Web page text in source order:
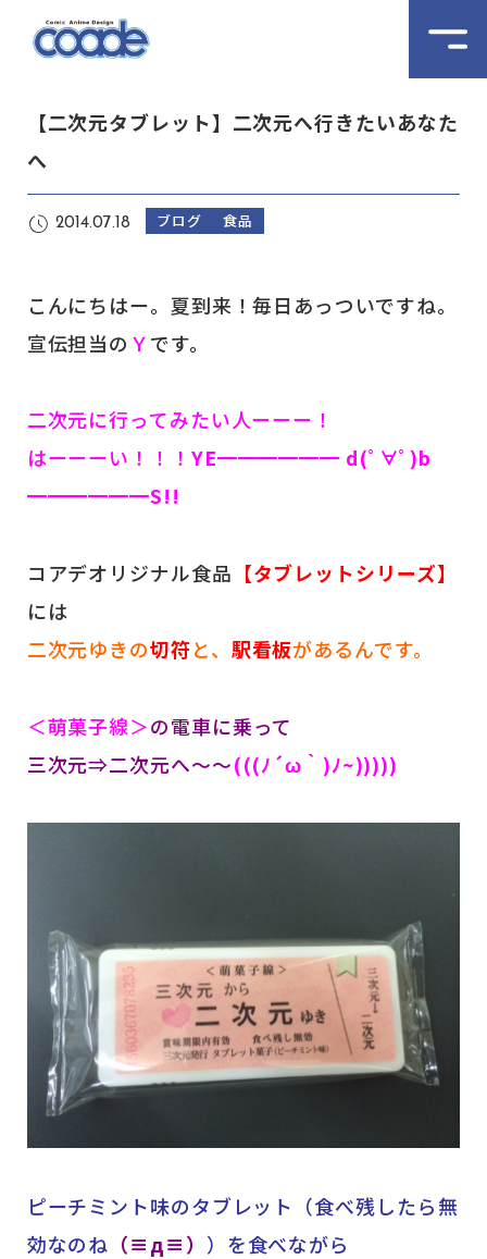
【二次元タブレット】二次元へ行きたいあなた
へ
2014.07.18 ブログ 食品
こんにちはー。夏到来！毎日あっついですね。
宣伝担当の Ｙです。
二次元に行ってみたい人ーーー！
はーーーい！！！ YE━━━━━━ d(ﾟ∀ﾟ)b
━━━━━━S!!
コアデオリジナル食品 【タブレットシリーズ】
には
二次元ゆきの切符と、 駅看板があるんです。
＜萌菓子線＞の電車に乗って
三次元⇒二次元へ～～(((ﾉ´ω｀)ﾉ~)))))
ピーチミント味のタブレット（食べ残したら無
効なのね （≡д≡） ）を食べながら